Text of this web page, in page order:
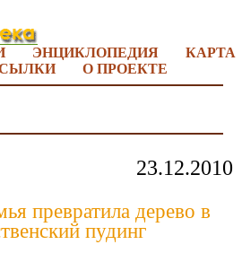
ЭНЦИКЛОПЕДИЯ
КАРТА
О ПРОЕКТЕ
23.12.2010
превратила дерево в
пудинг